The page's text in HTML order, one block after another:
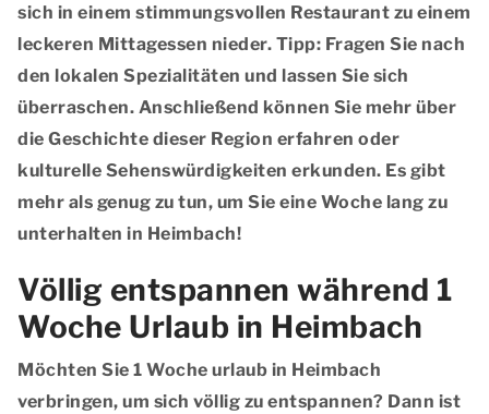
sich in einem stimmungsvollen Restaurant zu einem
leckeren Mittagessen nieder. Tipp: Fragen Sie nach
den lokalen Spezialitäten und lassen Sie sich
überraschen. Anschließend können Sie mehr über
die Geschichte dieser Region erfahren oder
kulturelle Sehenswürdigkeiten erkunden. Es gibt
mehr als genug zu tun, um Sie eine Woche lang zu
unterhalten in Heimbach!
Völlig entspannen während 1
Woche Urlaub in Heimbach
Möchten Sie 1 Woche urlaub in Heimbach
verbringen, um sich völlig zu entspannen? Dann ist